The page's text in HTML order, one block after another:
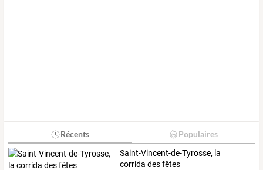
Récents Populaires
Saint-Vincent-de-Tyrosse, la
corrida des fêtes